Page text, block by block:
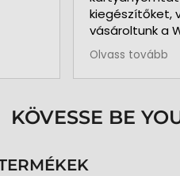
kiegészítőket,
vásároltunk a
beszerzés
az igényeink
személyesen
és a hozzá
Olvass tovább
KÖVESSE BE